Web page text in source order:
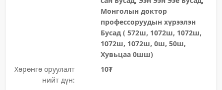
Монголын доктор
профессоруудын хүрээлэн
Бусад ( 572ш, 1072ш, 1072ш,
1072ш, 1072ш, 0ш, 50ш,
Хувьцаа 0шш)
Хөрөнгө оруулалт
нийт дүн:
10₮